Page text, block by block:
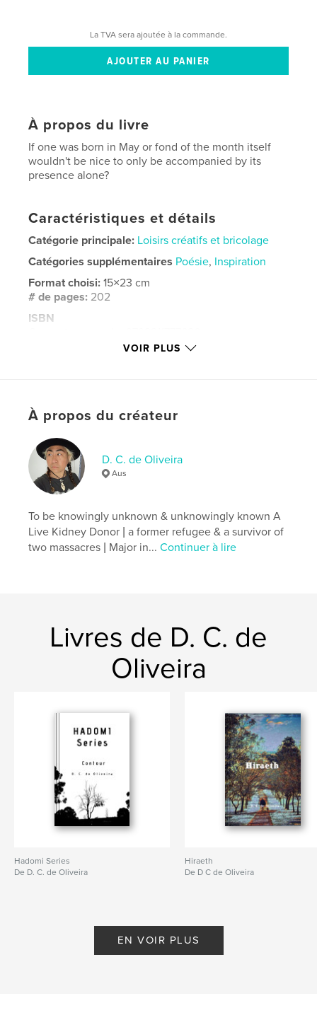
La TVA sera ajoutée à la commande.
À propos du livre
If one was born in May or fond of the month itself
wouldn't be nice to only be accompanied by its
presence alone?
Caractéristiques et détails
Catégorie principale: Loisirs créatifs et bricolage
Catégories supplémentaires Poésie, Inspiration
Format choisi:15×23 cm
# de pages: 202
ISBN
Date de publication:nov 24, 2022
Poem , May , Notebook
Journal
VOIR PLUS
À propos du créateur
D. C. de Oliveira
Aus
To be knowingly unknown & unknowingly known A
Live Kidney Donor | a former refugee & a survivor of
two massacres | Major in...Continuer à lire
Livres de D. C. de
Oliveira
Hadomi Series
De D. C. de Oliveira
Hiraeth
De D C de Oliveira
EN VOIR PLUS